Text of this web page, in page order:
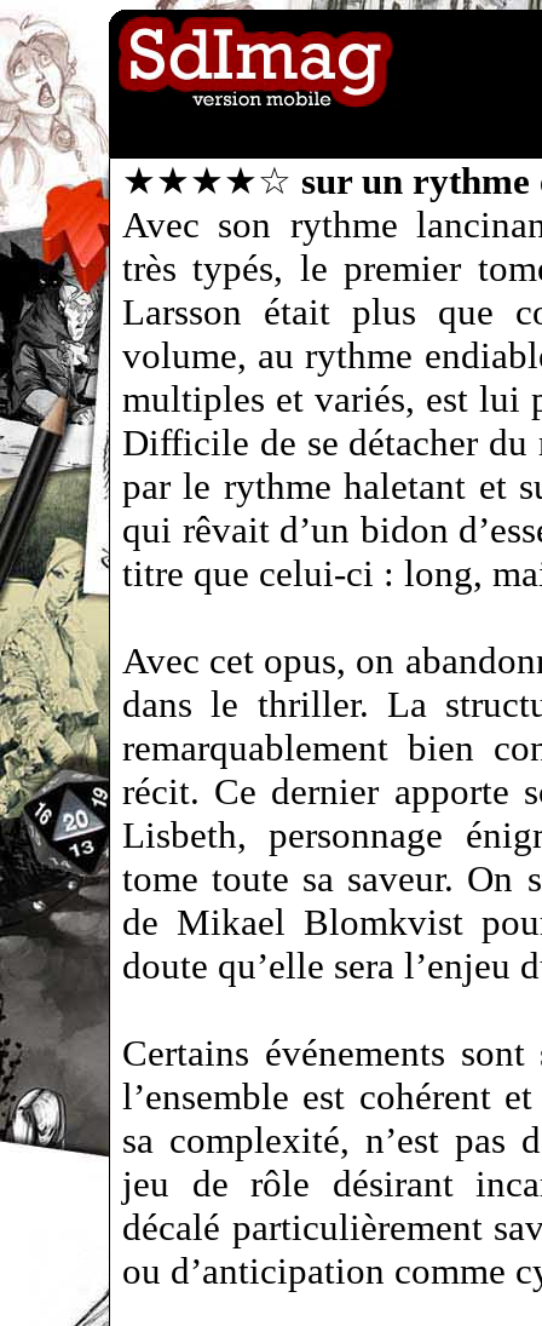
★★★★☆ sur un rythme
Avec son rythme
très typés, le premier
Larsson était plus que
volume, au rythme
multiples et variés, est lui
Difficile de se détacher du
par le rythme haletant et
qui rêvait d’un bidon
titre que celui-ci : long,
Avec cet opus, on
dans le thriller. La
remarquablement bien
récit. Ce dernier apporte
Lisbeth, personnage
tome toute sa saveur. On
de Mikael Blomkvist
doute qu’elle sera l’enjeu
Certains événements
l’ensemble est cohérent
sa complexité, n’est pas
jeu de rôle désirant
décalé particulièrement
ou d’anticipation comme